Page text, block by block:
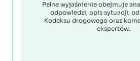
Pełne wyjaśnienie obejmuje
odpowiedzi, opis sytuacji,
Kodeksu drogowego oraz
ekspertów.